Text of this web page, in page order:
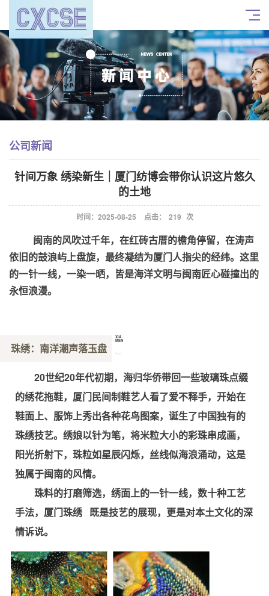
公司新闻
针间万象 绣染新生｜厦门纺博会带你认识这片悠久
的土地
时间：2025-08-25 点击： 219 次
闽南的风吹过千年，在红砖古厝的檐角停留，在涛声
依旧的鼓浪屿上盘旋，最终凝结为厦门人指尖的经纬。这里
的一针一线，一染一晒，皆是海洋文明与闽南匠心碰撞出的
永恒浪漫。
珠绣：南洋潮声落玉盘
XIA
MEN
门
20世纪20年代初期，海归华侨带回一些玻璃珠点缀
的绣花拖鞋，厦门民间制鞋艺人看了爱不释手，开始在
鞋面上、服饰上秀出各种花鸟图案，诞生了中国独有的
珠绣技艺。绣娘以针为笔，将米粒大小的彩珠串成画，
阳光折射下，珠粒如星辰闪烁，丝线似海浪涌动，这是
独属于闽南的风情。
珠料的打磨筛选，绣面上的一针一线，数十种工艺
手法， 厦门珠绣 既是技艺的展现，更是对本土文化的深
情诉说。